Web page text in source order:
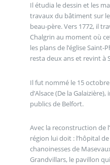
Il étudia le dessin et les
travaux du bâtiment sur
beau-père. Vers 1772, il
Chalgrin au moment où
les plans de l’église Saint-
resta deux ans et revint à
Il fut nommé le 15
d’Alsace (De la
publics de Belfort.
Avec la reconstruction de
région lui doit : l’hôpital
chanoinesses de
Grandvillars, le pavillon